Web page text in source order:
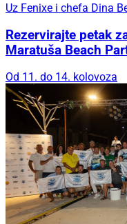
Uz Fenixe i chefa Dina
Rezervirajte petak
Maratuša Beach
Od 11. do 14. kolovoza